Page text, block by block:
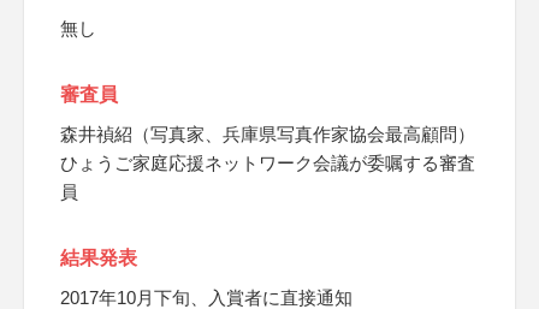
無し
審査員
森井禎紹（写真家、兵庫県写真作家協会最高顧問）
ひょうご家庭応援ネットワーク会議が委嘱する審査
員
結果発表
2017年10月下旬、入賞者に直接通知